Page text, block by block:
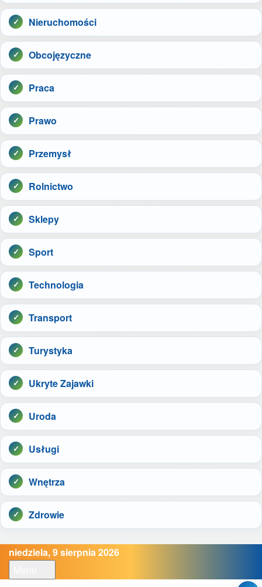
Nieruchomości
Obcojęzyczne
Praca
Prawo
Przemysł
Rolnictwo
Sklepy
Sport
Technologia
Transport
Turystyka
Ukryte Zajawki
Uroda
Usługi
Wnętrza
Zdrowie
niedziela, 9 sierpnia 2026